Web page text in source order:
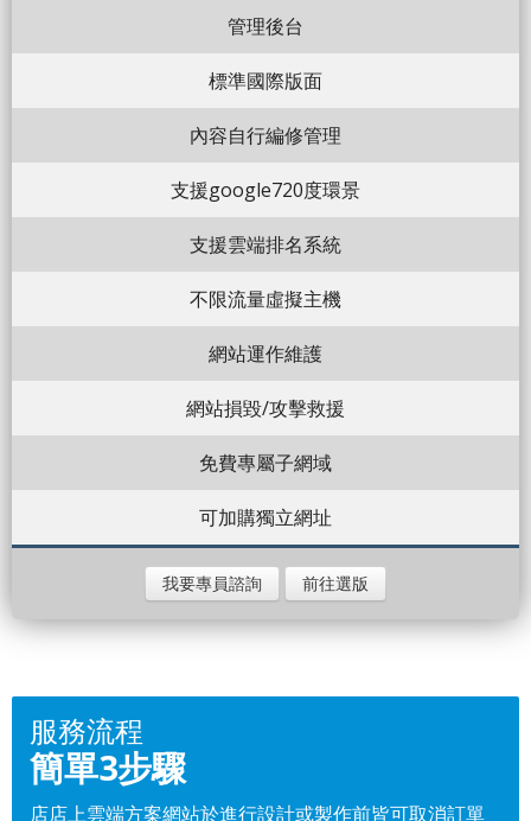
管理後台
標準國際版面
內容自行編修管理
支援google720度環景
支援雲端排名系統
不限流量虛擬主機
網站運作維護
網站損毀/攻擊救援
免費專屬子網域
可加購獨立網址
我要專員諮詢 前往選版
服務流程
簡單3步驟
店店上雲端方案網站於進行設計或製作前皆可取消訂單